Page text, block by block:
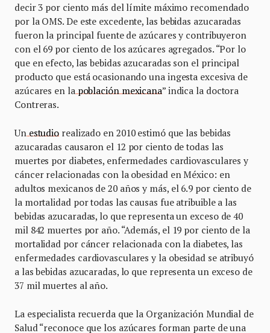
decir 3 por ciento más del límite máximo recomendado
por la OMS. De este excedente, las bebidas azucaradas
fueron la principal fuente de azúcares y contribuyeron
con el 69 por ciento de los azúcares agregados. “Por lo
que en efecto, las bebidas azucaradas son el principal
producto que está ocasionando una ingesta excesiva de
azúcares en lapoblación mexicana” indica la doctora
Contreras.
Unestudio realizado en 2010 estimó que las bebidas
azucaradas causaron el 12 por ciento de todas las
muertes por diabetes, enfermedades cardiovasculares y
cáncer relacionadas con la obesidad en México: en
adultos mexicanos de 20 años y más, el 6.9 por ciento de
la mortalidad por todas las causas fue atribuible a las
bebidas azucaradas, lo que representa un exceso de 40
mil 842 muertes por año. “Además, el 19 por ciento de la
mortalidad por cáncer relacionada con la diabetes, las
enfermedades cardiovasculares y la obesidad se atribuyó
a las bebidas azucaradas, lo que representa un exceso de
37 mil muertes al año.
La especialista recuerda que la Organización Mundial de
Salud “reconoce que los azúcares forman parte de una